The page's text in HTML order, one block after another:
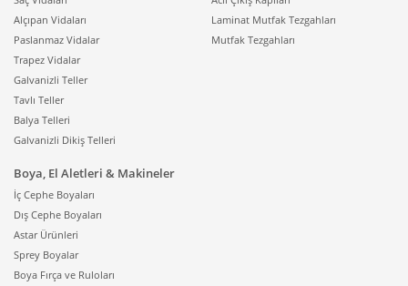
Alçıpan Vidaları
Paslanmaz Vidalar
Trapez Vidalar
Galvanizli Teller
Tavlı Teller
Balya Telleri
Galvanizli Dikiş Telleri
Laminat Mutfak Tezgahları
Mutfak Tezgahları
Boya, El Aletleri & Makineler
İç Cephe Boyaları
Dış Cephe Boyaları
Astar Ürünleri
Sprey Boyalar
Boya Fırça ve Ruloları